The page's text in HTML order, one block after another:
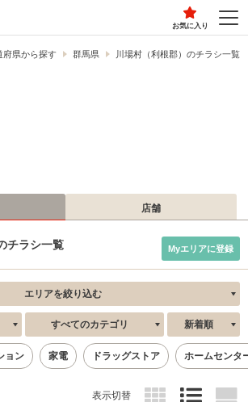
お気に入り
府県から探す 群馬県 川場村（利根郡）のチラシ一覧
店舗
チラシ一覧 Myエリアに登録
エリアを絞り込む
すべてのカテゴリ 新着順
ョン 家電 ドラッグストア ホームセンタ
表示切替